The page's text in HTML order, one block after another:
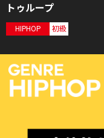
トゥループ
HIPHOP 初級